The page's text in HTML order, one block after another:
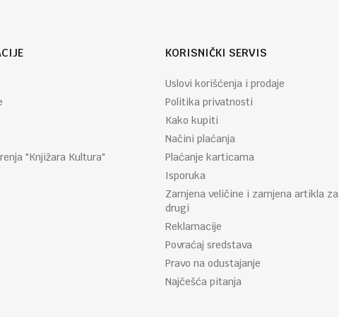
"Knjižara Kultura"
KORISNIČKI SERVIS
Uslovi korišćenja i prodaje
Politika privatnosti
Kako kupiti
Načini plaćanja
Plaćanje karticama
Isporuka
Zamjena veličine i zamjena artikla za
drugi
Reklamacije
Povraćaj sredstava
Pravo na odustajanje
Najčešća pitanja